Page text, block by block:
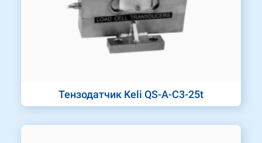
Тензодатчик Keli QS-A-C3-25t